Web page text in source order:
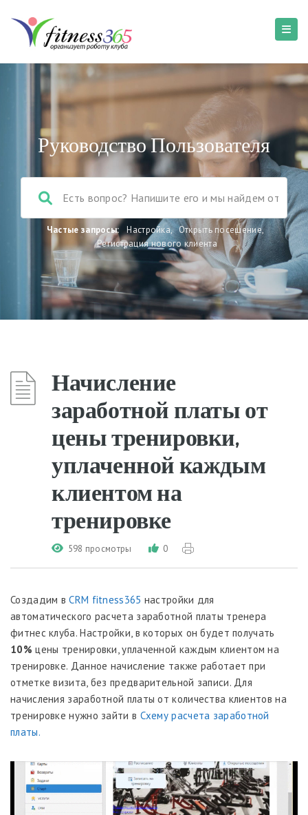
Руководство Пользователя
Частые запросы: Настройка, Открыть посещение,
Регистрация нового клиента
Начисление
заработной платы от
цены тренировки,
уплаченной каждым
клиентом на
тренировке
598 просмотры 0
Создадим вCRM fitness365 настройки для
автоматического расчета заработной платы тренера
фитнес клуба. Настройки, в которых он будет получать
10%цены тренировки, уплаченной каждым клиентом на
тренировке. Данное начисление также работает при
отметке визита, без предварительной записи. Для
начисления заработной платы от количества клиентов на
тренировке нужно зайти в Схему расчета заработной
платы.